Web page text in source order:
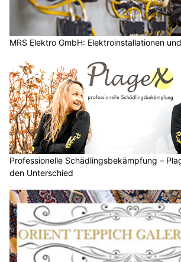
MRS Elektro GmbH: Elektroinstallationen
Professionelle Schädlingsbekämpfung –
den Unterschied